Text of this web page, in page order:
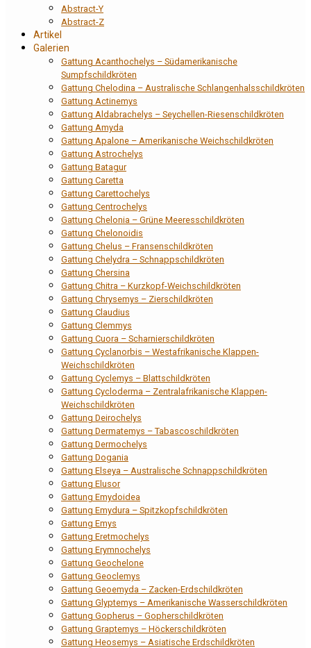
Abstract-Y
Abstract-Z
Artikel
Galerien
Gattung Acanthochelys – Südamerikanische
Sumpfschildkröten
Gattung Chelodina – Australische Schlangenhalsschildkröten
Gattung Actinemys
Gattung Aldabrachelys – Seychellen-Riesenschildkröten
Gattung Amyda
Gattung Apalone – Amerikanische Weichschildkröten
Gattung Astrochelys
Gattung Batagur
Gattung Caretta
Gattung Carettochelys
Gattung Centrochelys
Gattung Chelonia – Grüne Meeresschildkröten
Gattung Chelonoidis
Gattung Chelus – Fransenschildkröten
Gattung Chelydra – Schnappschildkröten
Gattung Chersina
Gattung Chitra – Kurzkopf-Weichschildkröten
Gattung Chrysemys – Zierschildkröten
Gattung Claudius
Gattung Clemmys
Gattung Cuora – Scharnierschildkröten
Gattung Cyclanorbis – Westafrikanische Klappen-
Weichschildkröten
Gattung Cyclemys – Blattschildkröten
Gattung Cycloderma – Zentralafrikanische Klappen-
Weichschildkröten
Gattung Deirochelys
Gattung Dermatemys – Tabascoschildkröten
Gattung Dermochelys
Gattung Dogania
Gattung Elseya – Australische Schnappschildkröten
Gattung Elusor
Gattung Emydoidea
Gattung Emydura – Spitzkopfschildkröten
Gattung Emys
Gattung Eretmochelys
Gattung Erymnochelys
Gattung Geochelone
Gattung Geoclemys
Gattung Geoemyda – Zacken-Erdschildkröten
Gattung Glyptemys – Amerikanische Wasserschildkröten
Gattung Gopherus – Gopherschildkröten
Gattung Graptemys – Höckerschildkröten
Gattung Heosemys – Asiatische Erdschildkröten